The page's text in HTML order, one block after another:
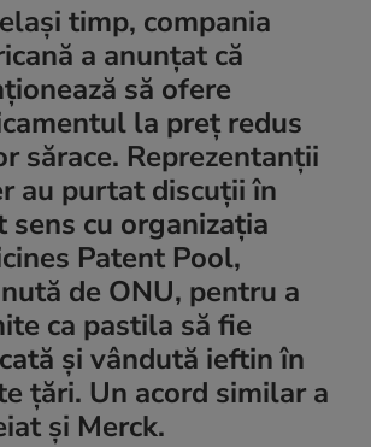
timp, compania
a anunțat că
să ofere
la preț redus
sărace. Reprezentanții
au purtat discuții în
sens cu organizația
Patent Pool,
de ONU, pentru a
ca pastila să fie
și vândută ieftin în
țări. Un acord similar a
și Merck.